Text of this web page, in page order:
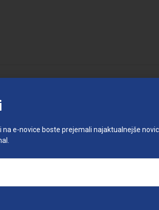
na e-novice boste prejemali najaktualnejše